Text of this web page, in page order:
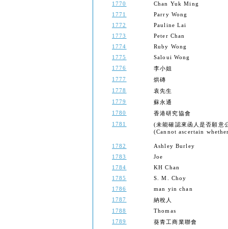
1770
Chan Yuk Ming
1771
Parry Wong
1772
Pauline Lai
1773
Peter Chan
1774
Ruby Wong
1775
Saloui Wong
1776
李小姐
1777
烘磚
1778
袁先生
1779
蘇永通
1780
香港研究協會
1781
(未能確認來函人是否願意
(Cannot ascertain
1782
Ashley Burley
1783
Joe
1784
KH Chan
1785
S. M. Choy
1786
man yin chan
1787
納稅人
1788
Thomas
1789
葵青工商業聯會